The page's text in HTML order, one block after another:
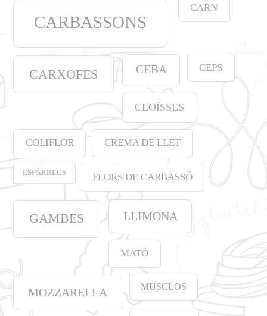
CARBASSONS
CARN
CARXOFES CEBA CEPS
CLOÏSSES
COLIFLOR CREMA DE LLET
ESPÀRRECS FLORS DE CARBASSÓ
GAMBES LLIMONA
MATÓ
MOZZARELLA MUSCLOS